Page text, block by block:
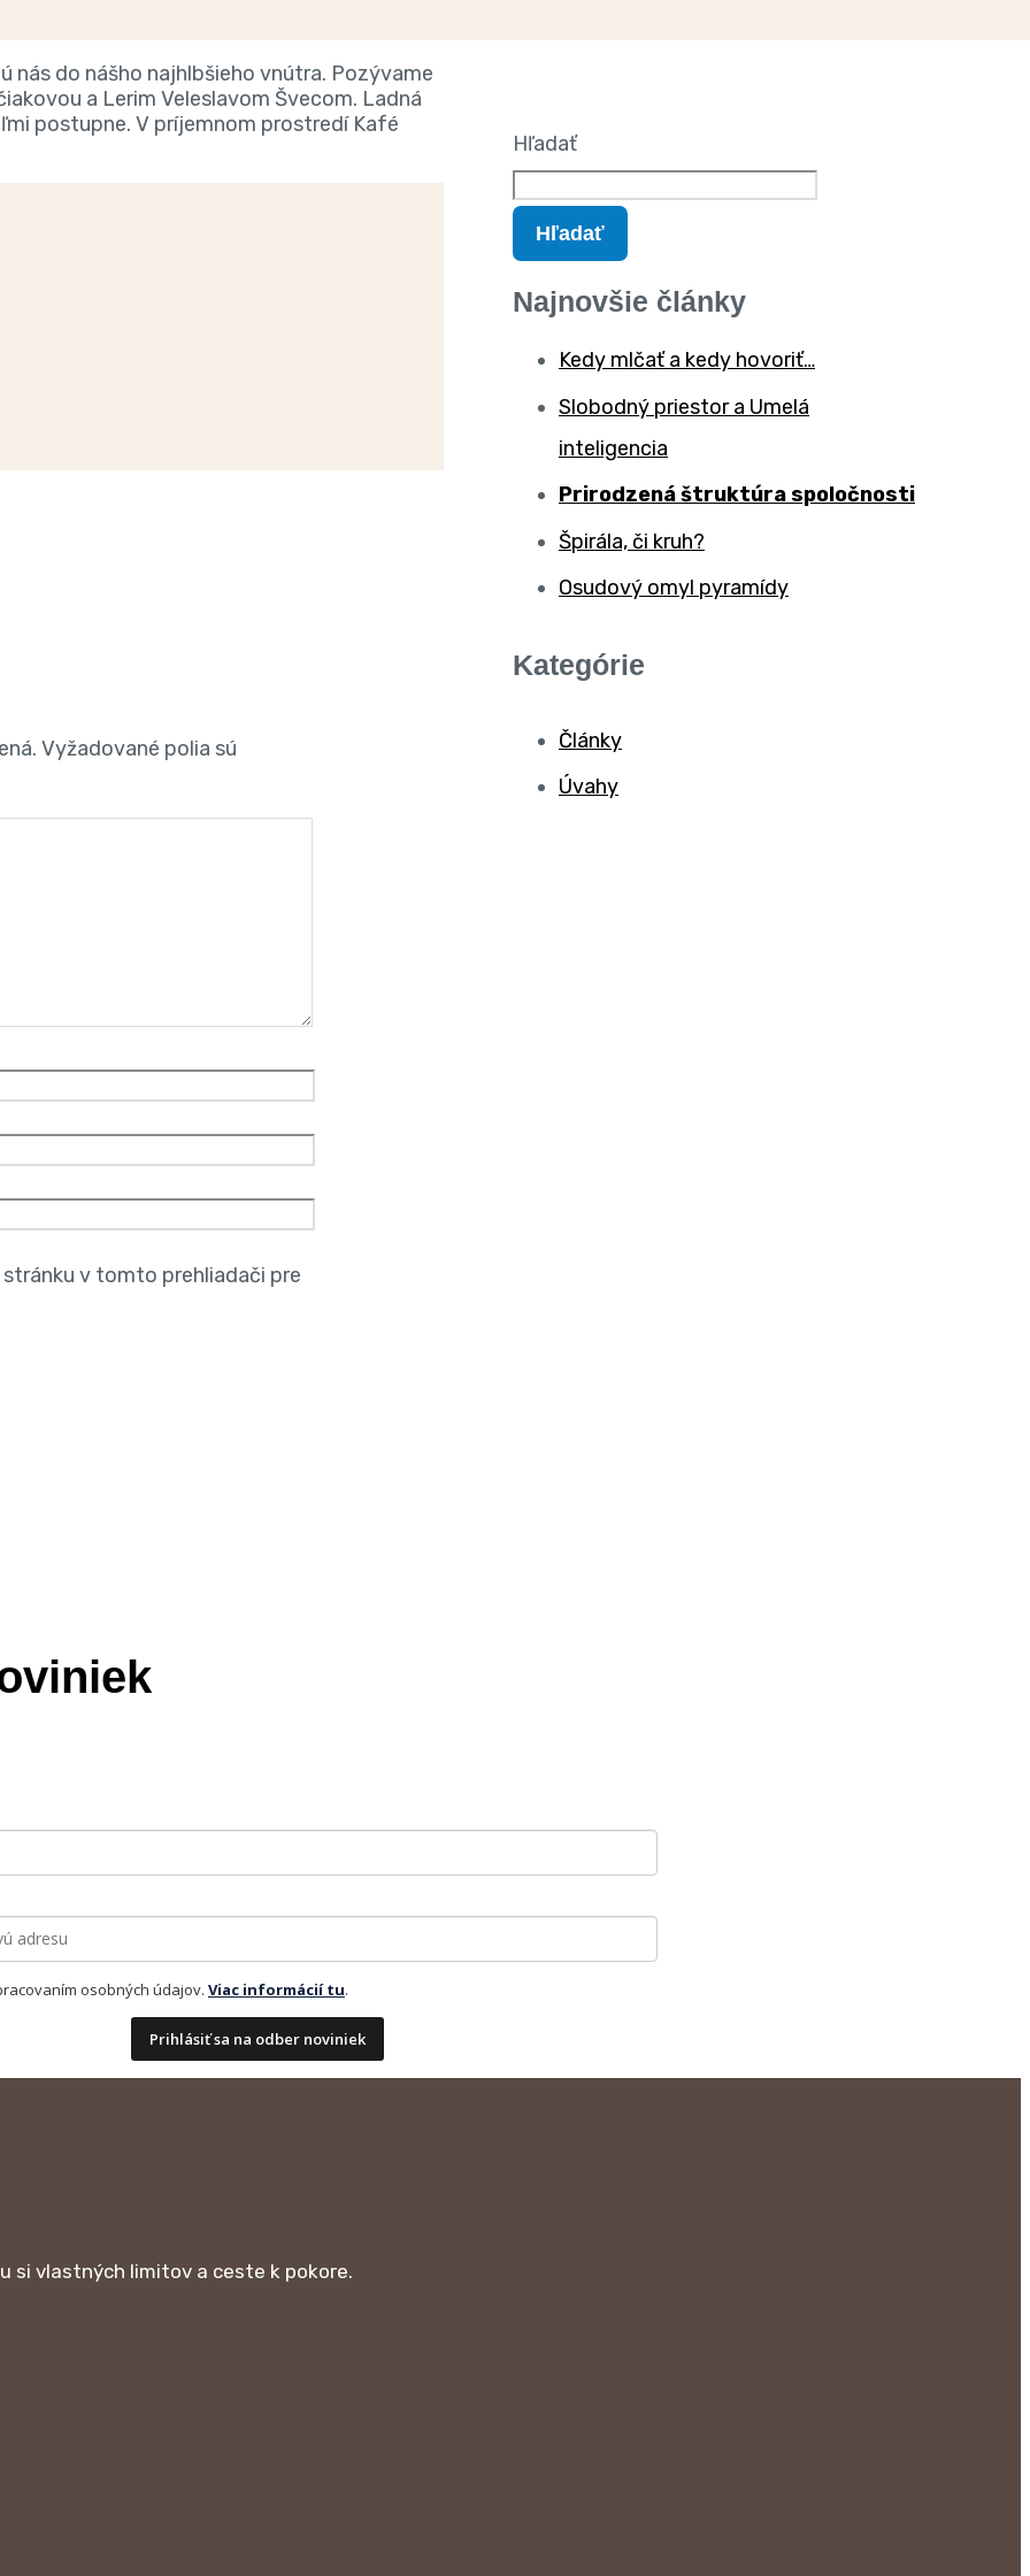
nás do nášho najhlbšieho vnútra. Pozývame
a Lerim Veleslavom Švecom. Ladná
postupne. V príjemnom prostredí Kafé
Vyžadované polia sú
v tomto prehliadači pre
Hľadať
Hľadať
Najnovšie články
Kedy mlčať a kedy hovoriť…
Slobodný priestor a Umelá
inteligencia
Prirodzená štruktúra spoločnosti
Špirála, či kruh?
Osudový omyl pyramídy
Kategórie
Články
Úvahy
osobných údajov. Viac informácií tu.
Prihlásiť sa na odber noviniek
si vlastných limitov a ceste k pokore.